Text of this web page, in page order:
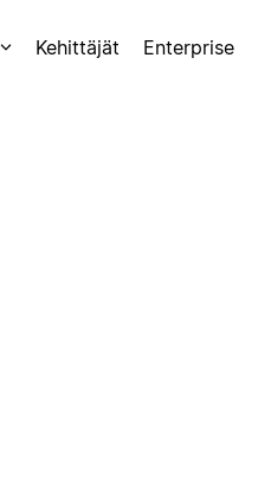
Kehittäjät Enterprise